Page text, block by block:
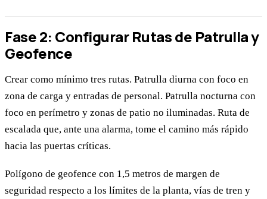
Fase 2: Configurar Rutas de Patrulla y
Geofence
Crear como mínimo tres rutas. Patrulla diurna con foco en
zona de carga y entradas de personal. Patrulla nocturna con
foco en perímetro y zonas de patio no iluminadas. Ruta de
escalada que, ante una alarma, tome el camino más rápido
hacia las puertas críticas.
Polígono de geofence con 1,5 metros de margen de
seguridad respecto a los límites de la planta, vías de tren y